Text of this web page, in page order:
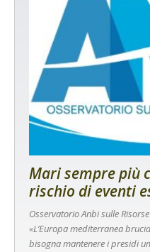
Mari sempre più
rischio di eventi
Osservatorio Anbi sulle
«L’Europa mediterranea
bisogna mantenere i presidi